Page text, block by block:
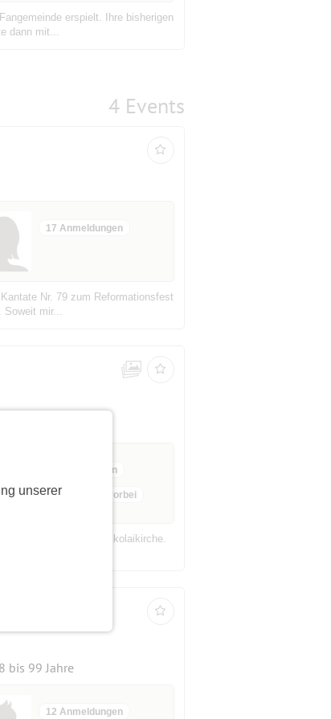
unserer
erspielt. Ihre bisherigen
dann mit...
4 Events
17 Anmeldungen
Nr. 79 zum Reformationsfest
mir...
6 Anmeldungen
Anmeldefrist vorbei
Shiota in der Nikolaikirche.
Assoz...
bis 99 Jahre
12 Anmeldungen